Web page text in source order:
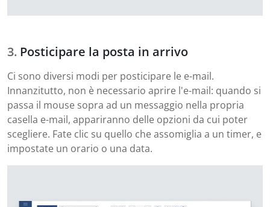
Posticipare la posta in arrivo
Ci sono diversi modi per posticipare le e-mail.
Innanzitutto, non è necessario aprire l'e-mail: quando si
passa il mouse sopra ad un messaggio nella propria
casella e-mail, appariranno delle opzioni da cui poter
scegliere. Fate clic su quello che assomiglia a un timer, e
impostate un orario o una data.